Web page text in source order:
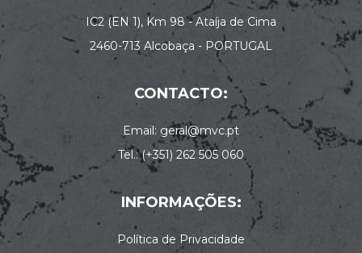
IC2 (EN 1), Km 98 - Ataíja de Cima
2460-713 Alcobaça - PORTUGAL
CONTACTO:
Email: geral@mvc.pt
Tel.: (+351) 262 505 060
INFORMAÇÕES:
Política de Privacidade